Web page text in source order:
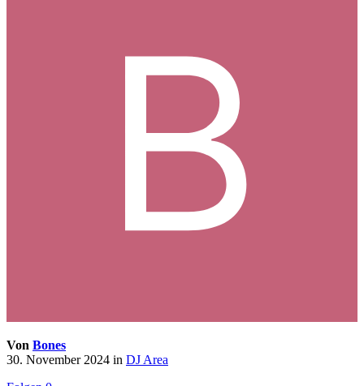
Von Bones
30. November 2024 in DJ Area